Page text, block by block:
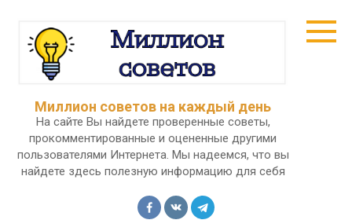
контенту
Миллион советов на каждый день
На сайте Вы найдете проверенные советы,
прокомментированные и оцененные другими
пользователями Интернета. Мы надеемся, что вы
найдете здесь полезную информацию для себя